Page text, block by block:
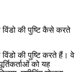
की पुष्टि कैसे करते
की पुष्टि करते हैं। वे
को यह